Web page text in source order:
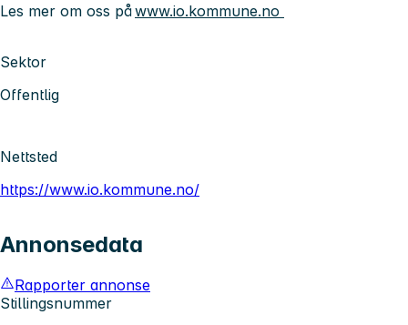
Les mer om oss påwww.io.kommune.no
Sektor
Offentlig
Nettsted
https://www.io.kommune.no/
Annonsedata
Rapporter annonse
Stillingsnummer